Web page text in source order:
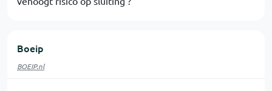
Boeip
BOEIP.nl